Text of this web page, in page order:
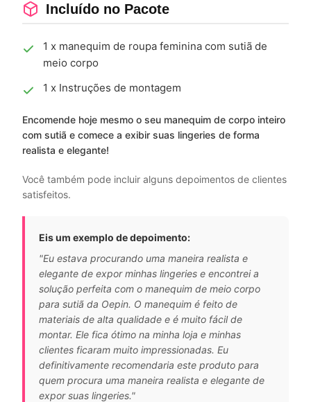
Incluído no Pacote
1 x manequim de roupa feminina com sutiã de
meio corpo
1 x Instruções de montagem
Encomende hoje mesmo o seu manequim de corpo inteiro
com sutiã e comece a exibir suas lingeries de forma
realista e elegante!
Você também pode incluir alguns depoimentos de clientes
satisfeitos.
Eis um exemplo de depoimento:
"Eu estava procurando uma maneira realista e
elegante de expor minhas lingeries e encontrei a
solução perfeita com o manequim de meio corpo
para sutiã da Oepin. O manequim é feito de
materiais de alta qualidade e é muito fácil de
montar. Ele fica ótimo na minha loja e minhas
clientes ficaram muito impressionadas. Eu
definitivamente recomendaria este produto para
quem procura uma maneira realista e elegante de
expor suas lingeries."